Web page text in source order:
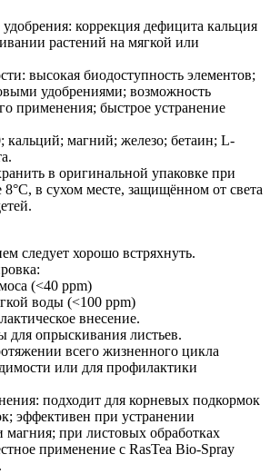
коррекция дефицита кальция
растений на мягкой или
высокая биодоступность элементов;
удобрениями; возможность
применения; быстрое устранение
кальций; магний; железо; бетаин; L-
в оригинальной упаковке при
в сухом месте, защищённом от света
следует хорошо встряхнуть.
(<40 ppm)
воды (<100 ppm)
внесение.
для опрыскивания листьев.
всего жизненного цикла
или для профилактики
подходит для корневых подкормок
эффективен при устранении
магния; при листовых обработках
применение с RasTea Bio-Spray